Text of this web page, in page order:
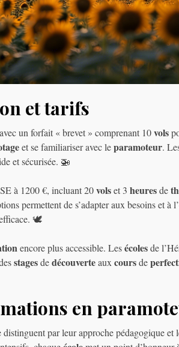
et tarifs
un forfait « brevet » comprenant 10vols
et se familiariser avec leparamoteur.
et sécurisée. 🚁
à 1200 €, incluant 20volset 3 heuresde
permettent de s’adapter aux besoins et à
🕊️
encore plus accessible. Lesécolesde
stagesdedécouverteaux coursde
en
distinguent par leur approche pédagogique et